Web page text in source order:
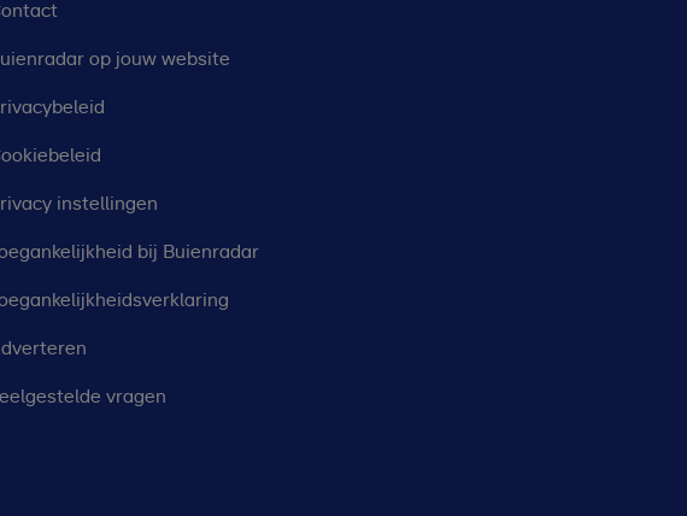
op jouw website
instellingen
bij Buienradar
vragen